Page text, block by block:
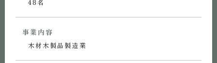
48名
事業内容
木材木製品製造業